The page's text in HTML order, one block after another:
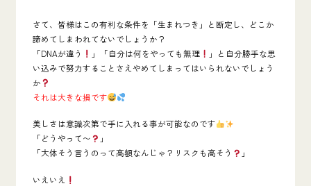
さて、皆様はこの有利な条件を「生まれつき」と断定し、
どこか
諦めてしまわれてないでしょうか？
「DNAが違う
」「自分は何をやっても無理
」と自分勝手な思
い込みで努力することさえやめてしまってはいられないでしょう
か
それは大きな損です
美しさは意識次第で手に入れる事が可能なのです
「どうやって〜
」
「大体そう言うのって高額なんじゃ？リスクも高そう
」
いえいえ